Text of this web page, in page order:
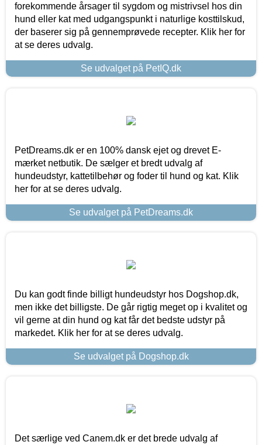
forekommende årsager til sygdom og mistrivsel hos din
hund eller kat med udgangspunkt i naturlige kosttilskud,
der baserer sig på gennemprøvede recepter. Klik her for
at se deres udvalg.
Se udvalget på PetIQ.dk
PetDreams.dk er en 100% dansk ejet og drevet E-
mærket netbutik. De sælger et bredt udvalg af
hundeudstyr, kattetilbehør og foder til hund og kat. Klik
her for at se deres udvalg.
Se udvalget på PetDreams.dk
Du kan godt finde billigt hundeudstyr hos Dogshop.dk,
men ikke det billigste. De går rigtig meget op i kvalitet og
vil gerne at din hund og kat får det bedste udstyr på
markedet. Klik her for at se deres udvalg.
Se udvalget på Dogshop.dk
Det særlige ved Canem.dk er det brede udvalg af